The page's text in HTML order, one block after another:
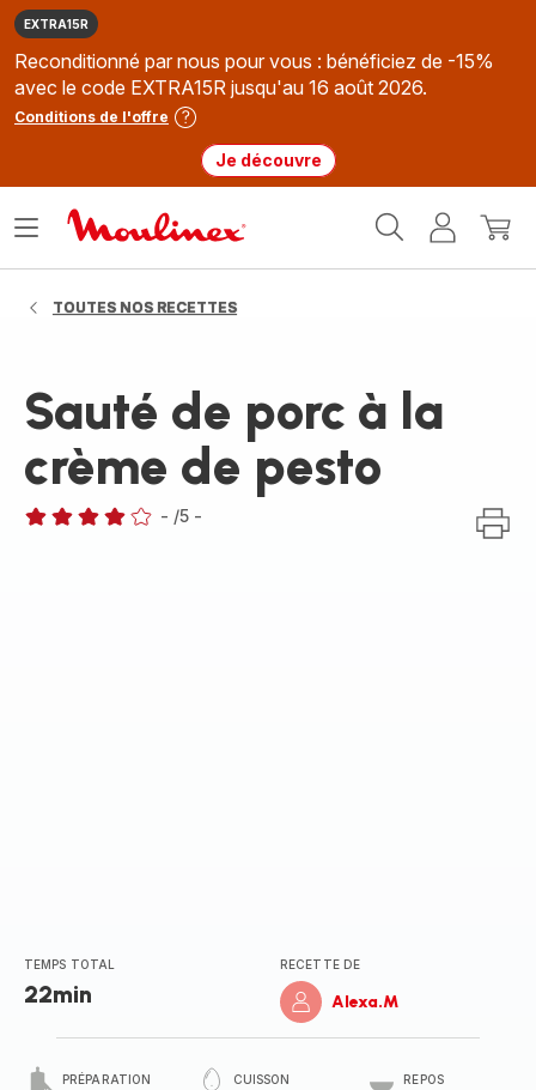
EXTRA15R
Reconditionné par nous pour vous : bénéficiez de -15%
avec le code EXTRA15R jusqu'au 16 août 2026.
Conditions de l'offre
Je découvre
MonMon
Ouvrir
TOUTES NOS RECETTES
Sauté de porc à la
crème de pesto
- /5 -
TEMPS TOTAL
22min
RECETTE DE
Alexa.M
PRÉPARATION CUISSON REPOS